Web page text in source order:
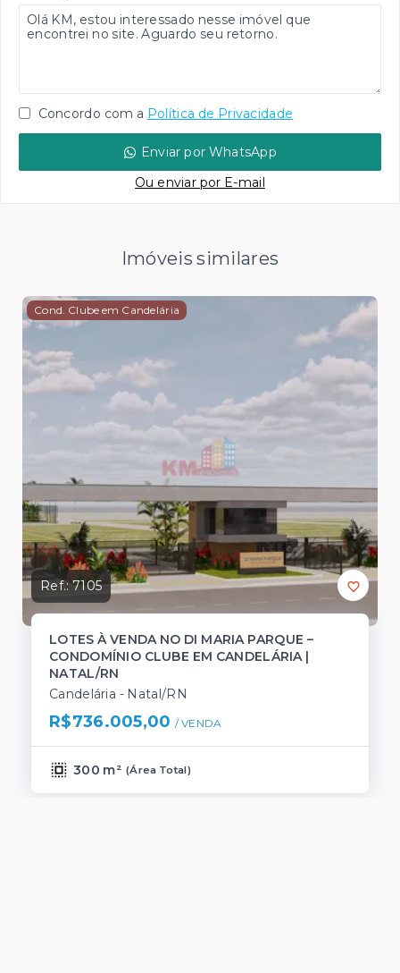
Concordo com a Política de Privacidade
Enviar por WhatsApp
Ou enviar por E-mail
Imóveis similares
Cond. Clube em Candelária
Ref.:7105
LOTES À VENDA NO DI MARIA PARQUE –
CONDOMÍNIO CLUBE EM CANDELÁRIA |
NATAL/RN
Candelária - Natal/RN
R$736.005,00 / VENDA
300 m² (Área Total)